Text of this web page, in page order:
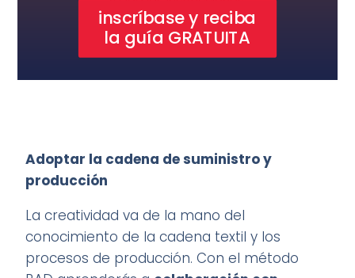
inscríbase y reciba
la guía GRATUITA
Adoptar la cadena de suministro y
producción
La creatividad va de la mano del
conocimiento de la cadena textil y los
procesos de producción. Con el método